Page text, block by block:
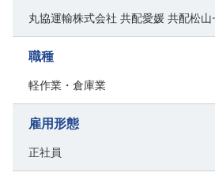
丸協運輸株式会社 共配愛媛 共配松山
職種
軽作業・倉庫業
雇用形態
正社員